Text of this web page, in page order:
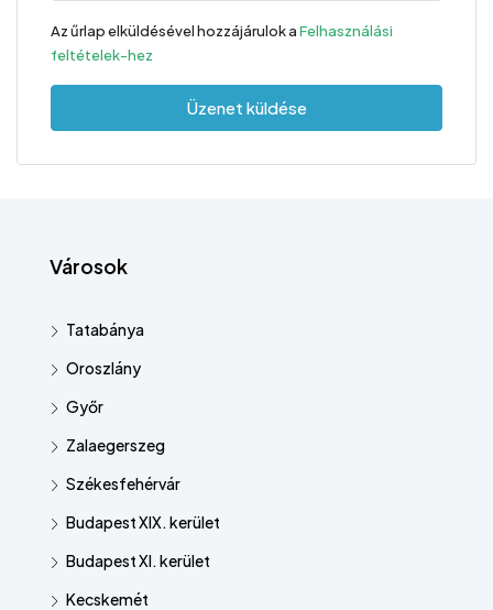
Az űrlap elküldésével hozzájárulok aFelhasználási
feltételek-hez
Üzenet küldése
Városok
Tatabánya
Oroszlány
Győr
Zalaegerszeg
Székesfehérvár
Budapest XIX. kerület
Budapest XI. kerület
Kecskemét